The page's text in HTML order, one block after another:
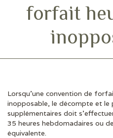
forfait
Lorsqu’une convention de
inopposable, le décompte et le
supplémentaires doit
35 heures hebdomadaires ou
équivalente.
DERNIÈRES ACTUS